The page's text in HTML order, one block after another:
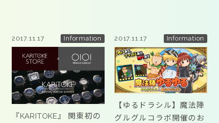
2017.11.17 Information
『KARITOKE』 関東初の
2017.11.17 Information
【ゆるドラシル】魔法陣
グルグルコラボ開催のお